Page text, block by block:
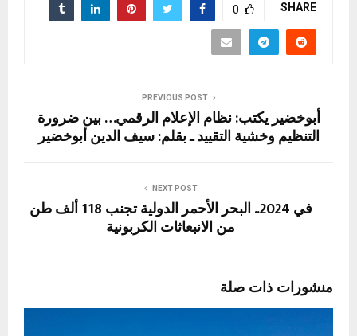
SHARE
0
PREVIOUS POST
أبوخضير يكتب: نظام الإعلام الرقمي… بين ضرورة
التنظيم وخشية التقييد ـ بقلم: سيف الدين أبوخضير
NEXT POST
في 2024.. البحر الأحمر الدولية تجنب 118 ألف طن
من الانبعاثات الكربونية
منشورات ذات صلة